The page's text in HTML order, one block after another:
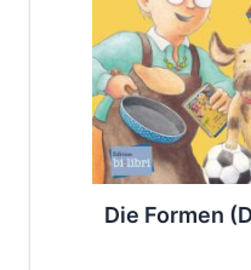
Die Formen